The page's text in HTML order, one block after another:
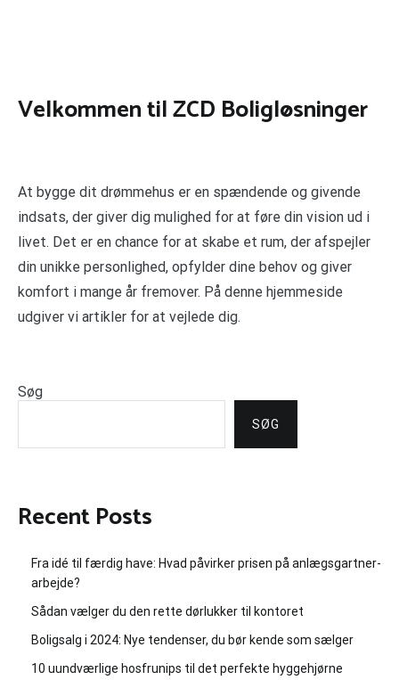
Velkommen til ZCD Boligløsninger
At bygge dit drømmehus er en spændende og givende
indsats, der giver dig mulighed for at føre din vision ud i
livet. Det er en chance for at skabe et rum, der afspejler
din unikke personlighed, opfylder dine behov og giver
komfort i mange år fremover. På denne hjemmeside
udgiver vi artikler for at vejlede dig.
Søg
SØG
Recent Posts
Fra idé til færdig have: Hvad påvirker prisen på anlægsgartner-
arbejde?
Sådan vælger du den rette dørlukker til kontoret
Boligsalg i 2024: Nye tendenser, du bør kende som sælger
10 uundværlige hosfrunips til det perfekte hyggehjørne